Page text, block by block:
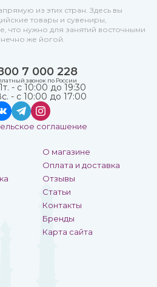
из этих стран. Здесь вы
товары и сувениры,
что нужно для занятий восточными
же йогой.
О магазине
Оплата и доставка
Отзывы
Статьи
Контакты
Бренды
Карта сайта
7 000 228
звонок по России
- с 10:00 до 19:30
- с 10:00 до 17:00
соглашение